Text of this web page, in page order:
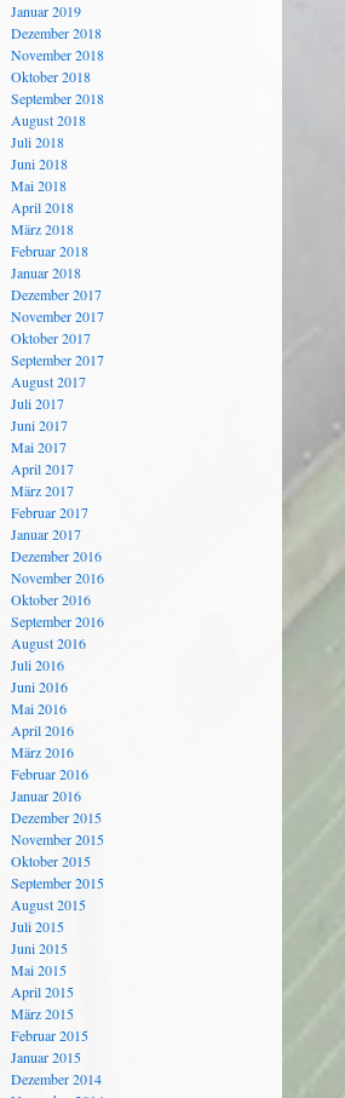
Januar 2019
Dezember 2018
November 2018
Oktober 2018
September 2018
August 2018
Juli 2018
Juni 2018
Mai 2018
April 2018
März 2018
Februar 2018
Januar 2018
Dezember 2017
November 2017
Oktober 2017
September 2017
August 2017
Juli 2017
Juni 2017
Mai 2017
April 2017
März 2017
Februar 2017
Januar 2017
Dezember 2016
November 2016
Oktober 2016
September 2016
August 2016
Juli 2016
Juni 2016
Mai 2016
April 2016
März 2016
Februar 2016
Januar 2016
Dezember 2015
November 2015
Oktober 2015
September 2015
August 2015
Juli 2015
Juni 2015
Mai 2015
April 2015
März 2015
Februar 2015
Januar 2015
Dezember 2014